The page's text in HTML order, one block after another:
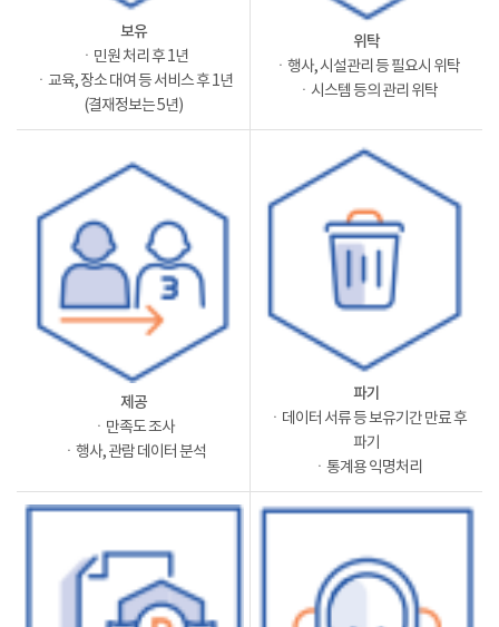
보유
ㆍ민원 처리 후 1년
ㆍ교육, 장소 대여 등 서비스 후 1년
(결재정보는 5년)
위탁
ㆍ행사, 시설관리 등 필요시 위탁
ㆍ시스템 등의 관리 위탁
제공
ㆍ만족도 조사
ㆍ행사, 관람 데이터 분석
파기
ㆍ데이터 서류 등 보유기간 만료 후
파기
ㆍ통계용 익명처리